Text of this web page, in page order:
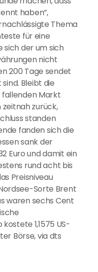
haben”,
Thema
für eine
sich der um sich
nicht
200 Tage sendet
Bleibt die
fallenden Markt
zurück,
standen
fanden sich die
sank der
Euro und damit ein
rund acht bis
Preisniveau
Sorte Brent
waren sechs Cent
1,1575 US-
Börse, via dts